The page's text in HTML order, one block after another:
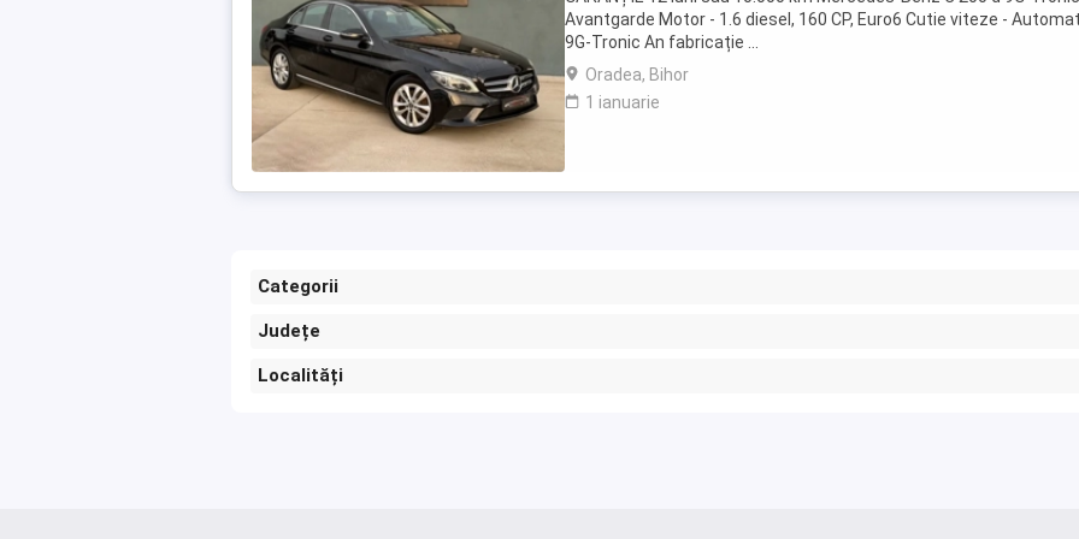
Avantgarde Motor - 1.6 diesel, 160 CP, Euro6 Cutie viteze -
9G-Tronic An fabricație ...
Oradea, Bihor
1 ianuarie
Categorii
Județe
Localități